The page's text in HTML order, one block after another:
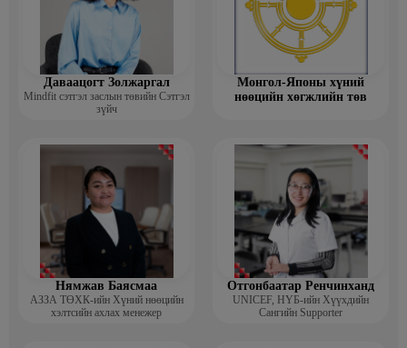
Даваацогт Золжаргал
Mindfit сэтгэл заслын төвийн Сэтгэл
зүйч
Монгол-Японы хүний
нөөцийн хөгжлийн төв
Нямжав Баясмаа
АЗЗА ТӨХК-ийн Хүний нөөцийн
хэлтсийн ахлах менежер
Отгонбаатар Ренчинханд
UNIСЕF, НҮБ-ийн Хүүхдийн
Сангийн Supporter